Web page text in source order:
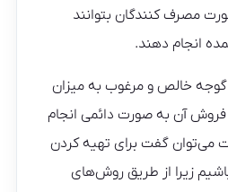
مصرف کنندگان بتوانند
انجام دهند.
گوجه خالص و مرغوب به میزان
فروش آن به صورت دائمی انجام
می‌توان گفت برای تهیه کردن
زیرا از طریق روش‌های